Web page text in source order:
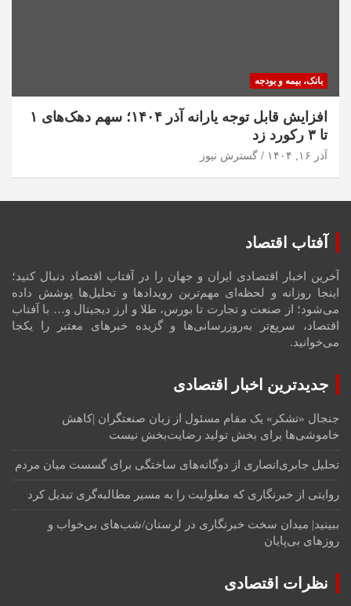
بانک، بیمه و بودجه
افزایش قابل توجه یارانه آذر ۱۴۰۴؛ سهم دهک‌های ۱
تا ۳ رکورد زد
آذر ۱۶, ۱۴۰۴ گسترش نیوز
آفتاب اقتصاد
آخرین اخبار اقتصادی ایران و جهان را در آفتاب اقتصاد دنبال کنید؛
اینجا روزانه و لحظه‌ای مهم‌ترین رویدادها و تحلیل‌ها پوشش داده
می‌شود؛ از صنعت و تجارت تا بورس، طلا و ارز دیجیتال و… با آفتاب
اقتصاد، سریع‌تر به‌روزرسانی‌ها و گزیده خبرهای معتبر را یکجا
می‌خوانید.
جدیدترین اخبار اقتصادی
جنجال «تشکر» یک مقام مسئول از زبان صنعتگران |کاهش
خاموشی‌ها برای بخش تولید رضایت‌بخش نیست
تحلیل جابری‌انصاری از دوگانه‌های ساختگی ‌برای گسست میان مردم
روایتی از خبرنگاری که معلولیت را به مسیر مطالبه‌گری تبدیل کرد
ببینید| میدان سخت خبرنگاری در لرستان/‌شب‌های بی‌خواب و
روزهای بی‌پایان
نظرات اقتصادی